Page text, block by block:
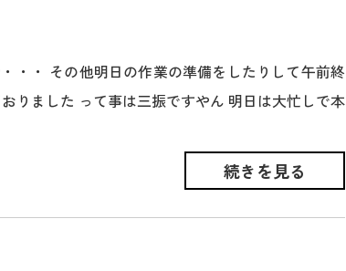
・・ その他明日の作業の準備をしたりして午前終
りました って事は三振ですやん 明日は大忙しで本
続きを見る